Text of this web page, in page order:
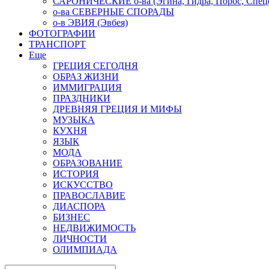
о-ва СЕВЕРНЫЕ СПОРАДЫ
о-в ЭВИЯ (Эвбея)
ФОТОГРАФИИ
ТРАНСПОРТ
Еще
ГРЕЦИЯ СЕГОДНЯ
ОБРАЗ ЖИЗНИ
ИММИГРАЦИЯ
ПРАЗДНИКИ
ДРЕВНЯЯ ГРЕЦИЯ И МИФЫ
МУЗЫКА
КУХНЯ
ЯЗЫК
МОДА
ОБРАЗОВАНИЕ
ИСТОРИЯ
ИСКУССТВО
ПРАВОСЛАВИЕ
ДИАСПОРА
БИЗНЕС
НЕДВИЖИМОСТЬ
ЛИЧНОСТИ
ОЛИМПИАДА